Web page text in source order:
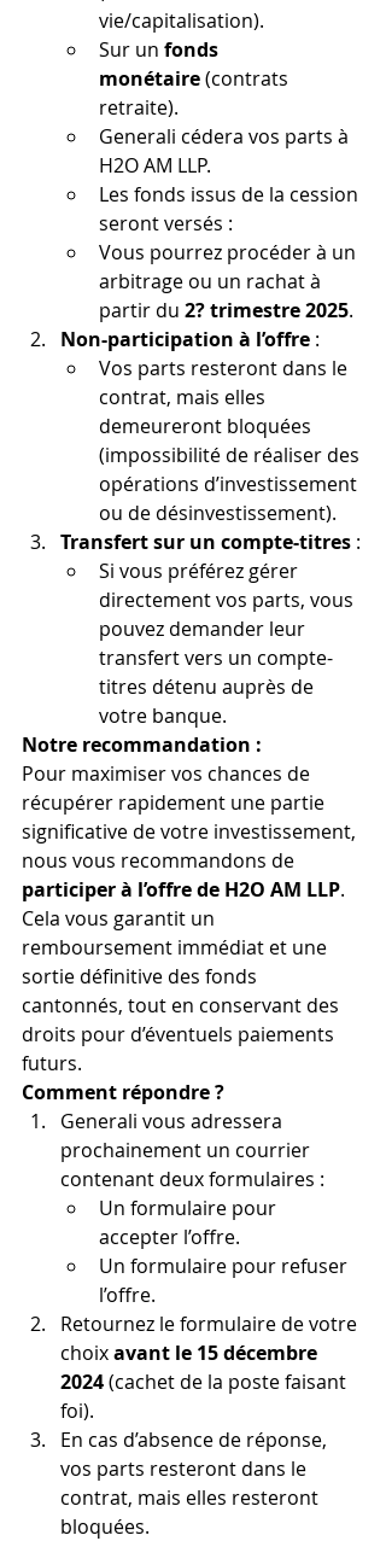
vie/capitalisation).
Sur un fonds
monétaire (contrats
retraite).
Generali cédera vos parts à
H2O AM LLP.
Les fonds issus de la cession
seront versés :
Vous pourrez procéder à un
arbitrage ou un rachat à
partir du 2? trimestre 2025.
Non-participation à l’offre :
Vos parts resteront dans le
contrat, mais elles
demeureront bloquées
(impossibilité de réaliser des
opérations d’investissement
ou de désinvestissement).
Transfert sur un compte-titres :
Si vous préférez gérer
directement vos parts, vous
pouvez demander leur
transfert vers un compte-
titres détenu auprès de
votre banque.
Notre recommandation :
Pour maximiser vos chances de
récupérer rapidement une partie
significative de votre investissement,
nous vous recommandons de
participer à l’offre de H2O AM LLP.
Cela vous garantit un
remboursement immédiat et une
sortie définitive des fonds
cantonnés, tout en conservant des
droits pour d’éventuels paiements
futurs.
Comment répondre ?
Generali vous adressera
prochainement un courrier
contenant deux formulaires :
Un formulaire pour
accepter l’offre.
Un formulaire pour refuser
l’offre.
Retournez le formulaire de votre
choix avant le 15 décembre
2024 (cachet de la poste faisant
foi).
En cas d’absence de réponse,
vos parts resteront dans le
contrat, mais elles resteront
bloquées.